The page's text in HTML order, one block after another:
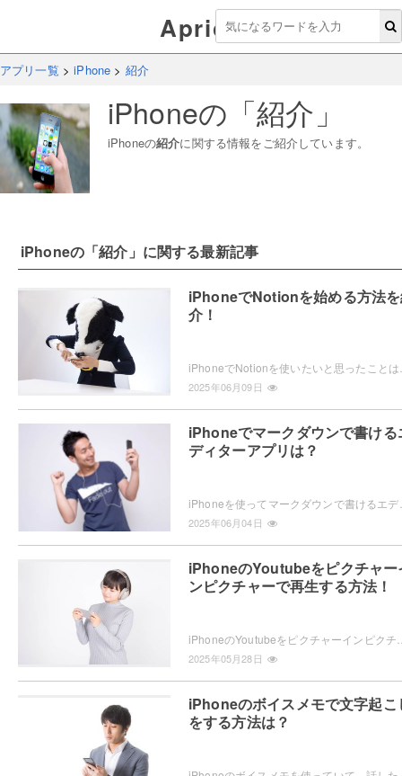
Aprico
アプリ一覧 >iPhone > 紹介
iPhoneの「紹介 」
iPhoneの紹介に関する情報をご紹介しています。
iPhoneの「紹介 」に関する最新記事
iPhoneでNotionを始める方法
介！
2025年06月09日
iPhoneでマークダウンで書ける
ディターアプリは？
2025年06月04日
iPhoneのYoutubeをピクチャー
ンピクチャーで再生する方法！
2025年05月28日
iPhoneのボイスメモで文字起こ
をする方法は？